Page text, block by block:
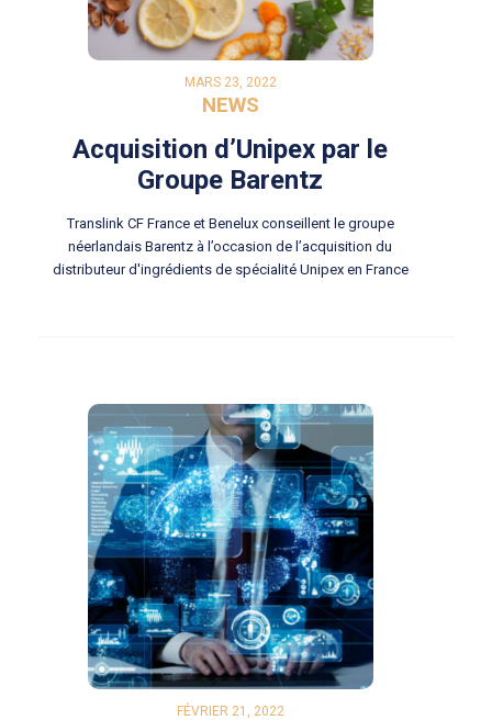
MARS 23, 2022
NEWS
Acquisition d’Unipex par le
Groupe Barentz
Translink CF France et Benelux conseillent le groupe
néerlandais Barentz à l’occasion de l’acquisition du
distributeur d'ingrédients de spécialité Unipex en France
FÉVRIER 21, 2022